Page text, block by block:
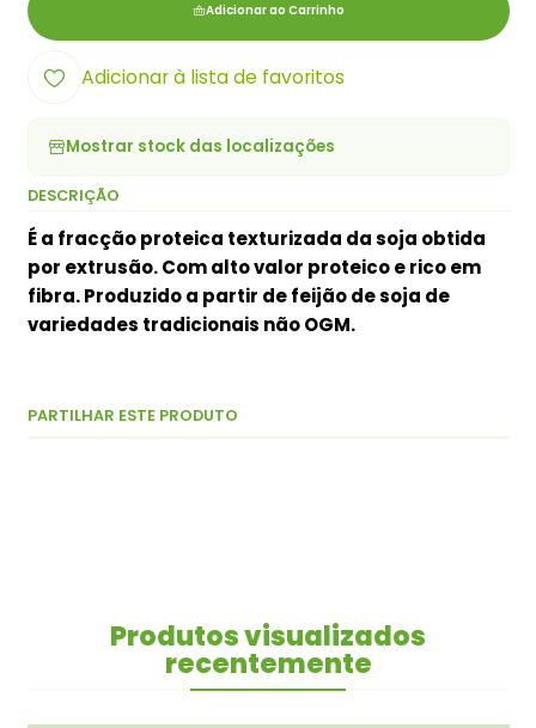
Adicionar ao Carrinho
Adicionar à lista de favoritos
Mostrar stock das localizações
DESCRIÇÃO
É a fracção proteica texturizada da soja obtida
por extrusão. Com alto valor proteico e rico em
fibra. Produzido a partir de feijão de soja de
variedades tradicionais não OGM.
PARTILHAR ESTE PRODUTO
Produtos visualizados
recentemente